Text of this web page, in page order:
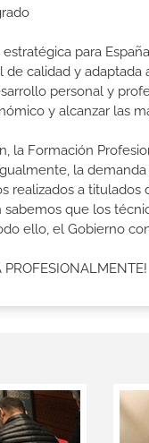
para
calidad y
personal y
y alcanzar las
la Formación
la
realizados a
sabemos que los
ello, el Gobierno
PROFESIONALMENTE!